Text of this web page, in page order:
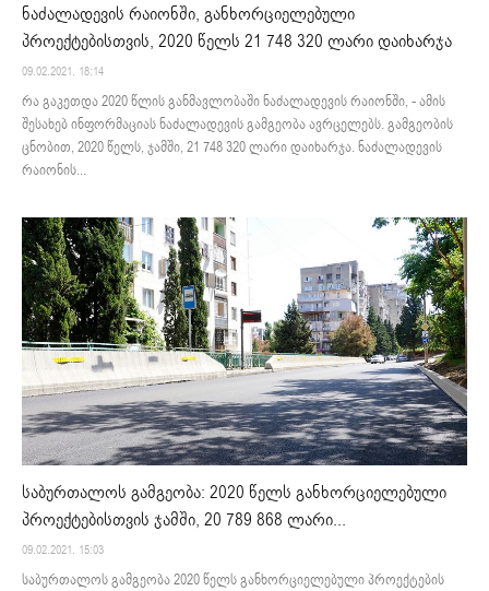
ნაძალადევის რაიონში, განხორციელებული
პროექტებისთვის, 2020 წელს 21 748 320 ლარი დაიხარჯა
09.02.2021. 18:14
რა გაკეთდა 2020 წლის განმავლობაში ნაძალადევის რაიონში, - ამის
შესახებ ინფორმაციას ნაძალადევის გამგეობა ავრცელებს. გამგეობის
ცნობით, 2020 წელს, ჯამში, 21 748 320 ლარი დაიხარჯა. ნაძალადევის
რაიონის...
საბურთალოს გამგეობა: 2020 წელს განხორციელებული
პროექტებისთვის ჯამში, 20 789 868 ლარი...
09.02.2021. 15:03
საბურთალოს გამგეობა 2020 წელს განხორციელებული პროექტების